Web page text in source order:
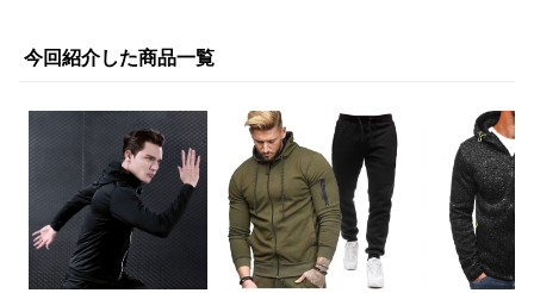
今回紹介した商品一覧